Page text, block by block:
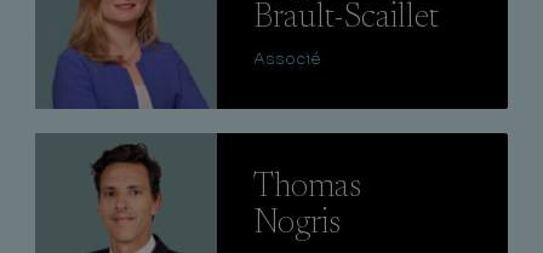
Brault-Scaillet
Associé
Thomas
Nogris